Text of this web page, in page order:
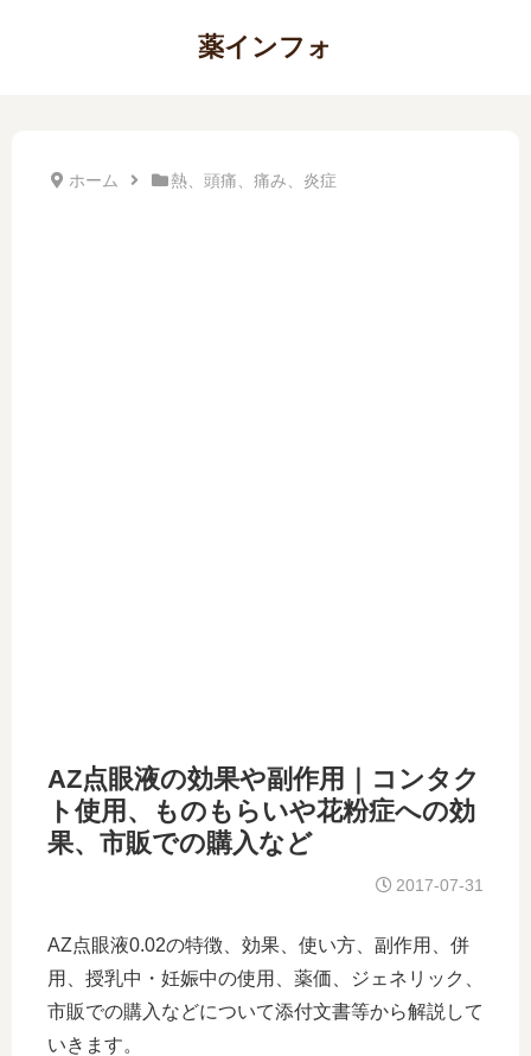
薬インフォ
ホーム 熱、頭痛、痛み、炎症
AZ点眼液の効果や副作用｜コンタク
ト使用、ものもらいや花粉症への効
果、市販での購入など
2017-07-31
AZ点眼液0.02の特徴、効果、使い方、副作用、併
用、授乳中・妊娠中の使用、薬価、ジェネリック、
市販での購入などについて添付文書等から解説して
いきます。